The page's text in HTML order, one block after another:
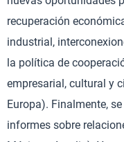
recuperación
industrial,
la política de
empresarial, cultural y
Europa). Finalmente,
informes sobre